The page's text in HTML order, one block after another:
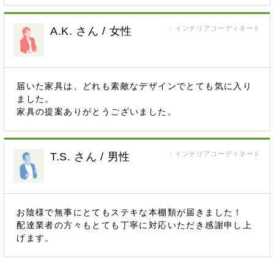
：インテリアコーディネート
A.K. さん / 女性
届いた家具は、どれも素敵なデザインでとても気に入り
ました。
家具の提案ありがとうございました。
：インテリアコーディネート
T.S. さん / 男性
お陰様で無事にとてもステキな本棚類が届きました！
配達業者の方々もとても丁寧に対応いただき感謝申し上
げます。